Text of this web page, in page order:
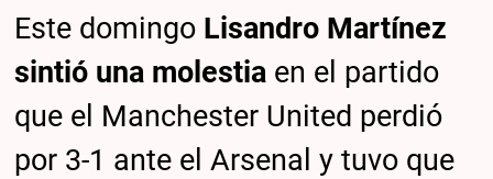
Este domingo Lisandro Martínez
sintió una molestia en el partido
que el Manchester United perdió
por 3-1 ante el Arsenal y tuvo que